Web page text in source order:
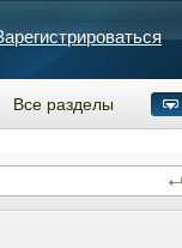
Все разделы